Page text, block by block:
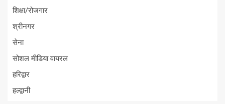
शिक्षा/रोजगार
श्रीनगर
सेना
सोशल मीडिया वायरल
हरिद्वार
हल्द्वानी